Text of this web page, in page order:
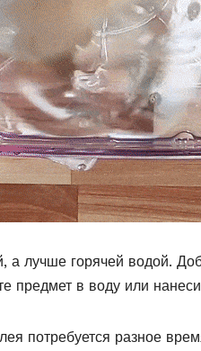
а лучше горячей водой.
предмет в воду или
потребуется разное